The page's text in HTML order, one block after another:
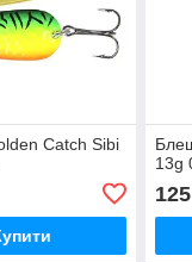
Catch Sibi
13g
125